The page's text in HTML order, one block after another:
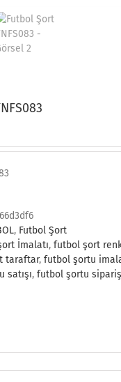
, Futbol Şort
İmalatı, futbol şort
taraftar, futbol şortu
satışı, futbol şortu